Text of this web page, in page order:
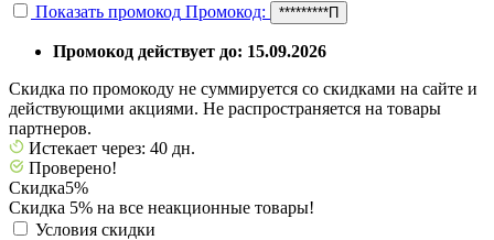
Показать промокод Промокод: *********П
Промокод действует до: 15.09.2026
Скидка по промокоду не суммируется со скидками на сайте и
действующими акциями. Не распространяется на товары
партнеров.
Истекает через: 40 дн.
Проверено!
Скидка5%
Скидка 5% на все неакционные товары!
Условия скидки